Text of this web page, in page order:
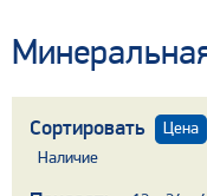
Сортировать Цена
Наличие